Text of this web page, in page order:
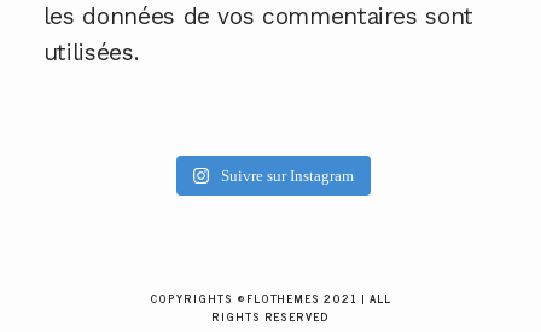
les données de vos commentaires sont
utilisées.
Suivre sur Instagram
COPYRIGHTS ©FLOTHEMES 2021 | ALL
RIGHTS RESERVED